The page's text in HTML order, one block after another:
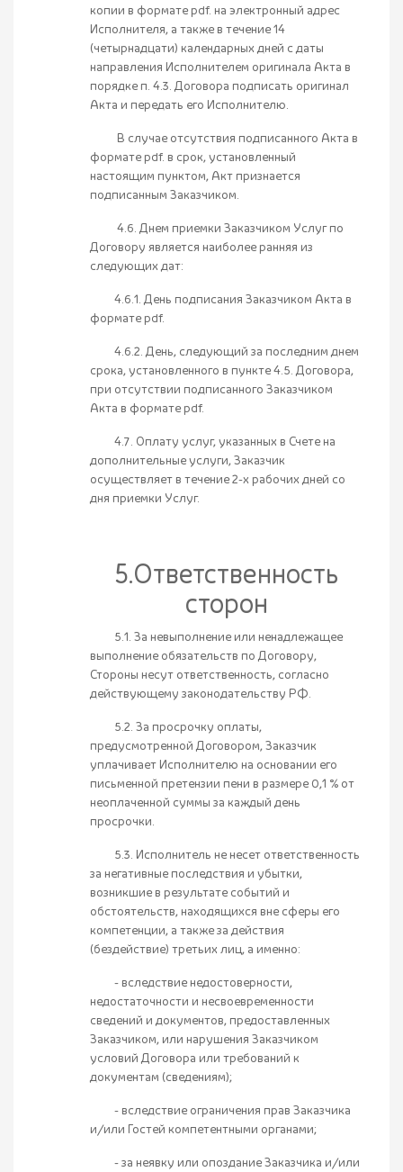
копии в формате pdf. на электронный адрес
Исполнителя, а также в течение 14
(четырнадцати) календарных дней с даты
направления Исполнителем оригинала Акта в
порядке п. 4.3. Договора подписать оригинал
Акта и передать его Исполнителю.
В случае отсутствия подписанного Акта в
формате pdf. в срок, установленный
настоящим пунктом, Акт признается
подписанным Заказчиком.
4.6. Днем приемки Заказчиком Услуг по
Договору является наиболее ранняя из
следующих дат:
4.6.1. День подписания Заказчиком Акта в
формате pdf.
4.6.2. День, следующий за последним днем
срока, установленного в пункте 4.5. Договора,
при отсутствии подписанного Заказчиком
Акта в формате pdf.
4.7. Оплату услуг, указанных в Счете на
дополнительные услуги, Заказчик
осуществляет в течение 2-х рабочих дней со
дня приемки Услуг.
5.Ответственность
сторон
5.1. За невыполнение или ненадлежащее
выполнение обязательств по Договору,
Стороны несут ответственность, согласно
действующему законодательству РФ.
5.2. За просрочку оплаты,
предусмотренной Договором, Заказчик
уплачивает Исполнителю на основании его
письменной претензии пени в размере 0,1 % от
неоплаченной суммы за каждый день
просрочки.
5.3. Исполнитель не несет ответственность
за негативные последствия и убытки,
возникшие в результате событий и
обстоятельств, находящихся вне сферы его
компетенции, а также за действия
(бездействие) третьих лиц, а именно:
- вследствие недостоверности,
недостаточности и несвоевременности
сведений и документов, предоставленных
Заказчиком, или нарушения Заказчиком
условий Договора или требований к
документам (сведениям);
- вследствие ограничения прав Заказчика
и/или Гостей компетентными органами;
- за неявку или опоздание Заказчика и/или